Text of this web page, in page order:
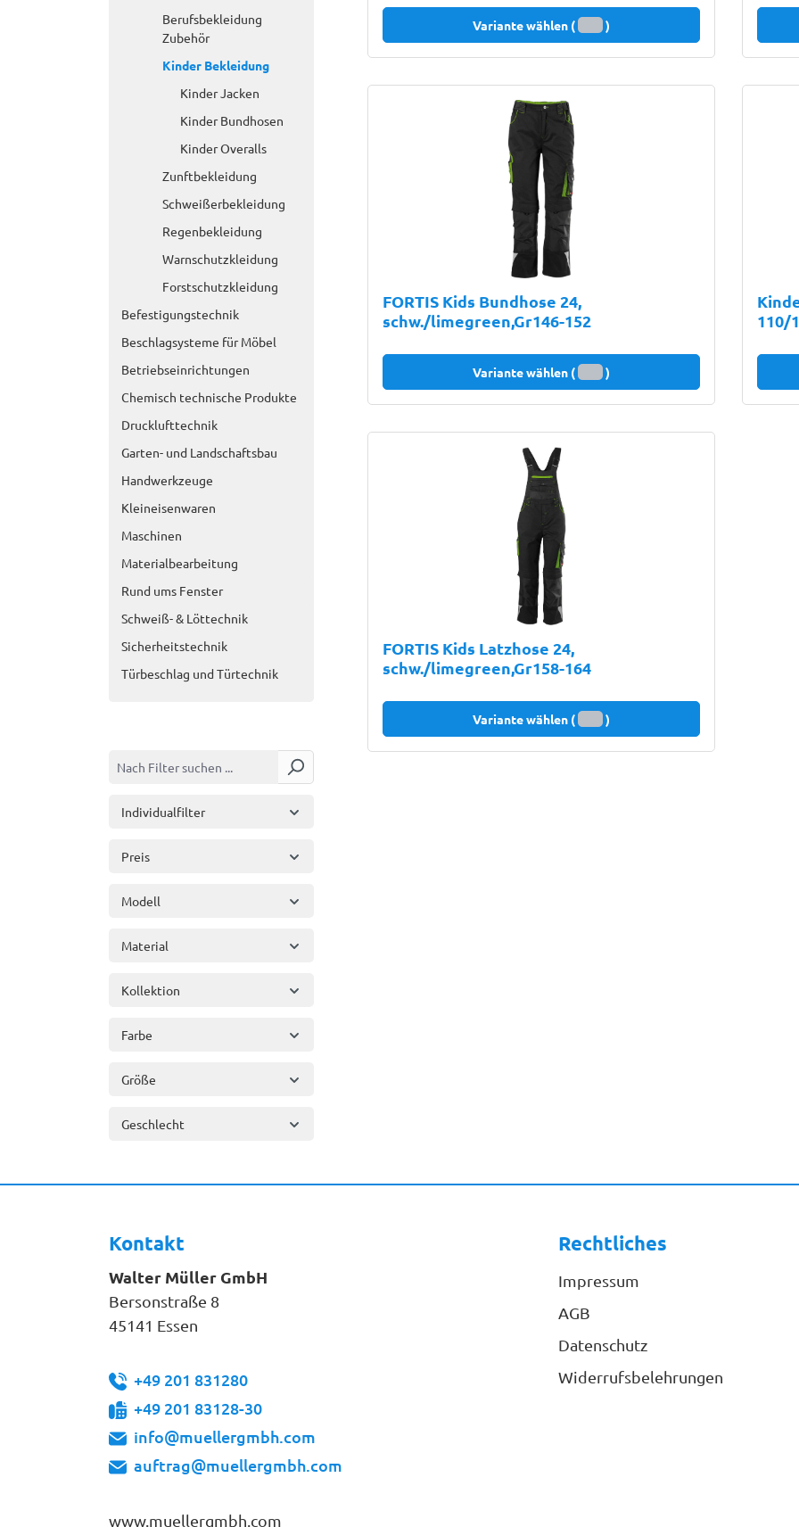
Berufsbekleidung
Zubehör
Kinder Bekleidung
Kinder Jacken
Kinder Bundhosen
Kinder Overalls
Zunftbekleidung
Schweißerbekleidung
Regenbekleidung
Warnschutzkleidung
Forstschutzkleidung
Befestigungstechnik
Beschlagsysteme für Möbel
Betriebseinrichtungen
Chemisch technische Produkte
Drucklufttechnik
Garten- und Landschaftsbau
Handwerkzeuge
Kleineisenwaren
Maschinen
Materialbearbeitung
Rund ums Fenster
Schweiß- & Löttechnik
Sicherheitstechnik
Türbeschlag und Türtechnik
Individualfilter
Preis
Modell
Material
Kollektion
Farbe
Größe
Geschlecht
Variante wählen ( )
FORTIS Kids Bundhose 24,
schw./limegreen,Gr146-152
Variante wählen ( )
110/
FORTIS Kids Latzhose 24,
schw./limegreen,Gr158-164
Variante wählen ( )
Kontakt
Walter Müller GmbH
Bersonstraße 8
45141 Essen
+49 201 831280
+49 201 83128-30
info@muellergmbh.com
auftrag@muellergmbh.com
www.muellergmbh.com
Rechtliches
Impressum
AGB
Datenschutz
Widerrufsbelehrungen